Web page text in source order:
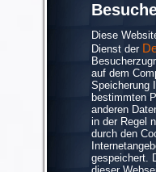
Diese
Dienst der
auf dem
Speicherung
bestimmten
anderen
in der Regel
durch den
gespeichert.